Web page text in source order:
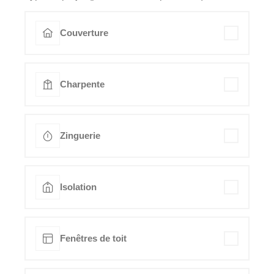
Couverture
Charpente
Zinguerie
Isolation
Fenêtres de toit